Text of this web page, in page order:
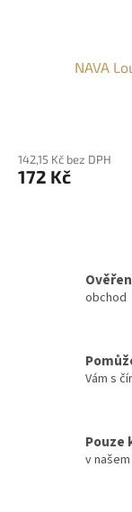
NAVA
142,15 Kč bez DPH
172 Kč
obchod
Vám s
Pouze
v